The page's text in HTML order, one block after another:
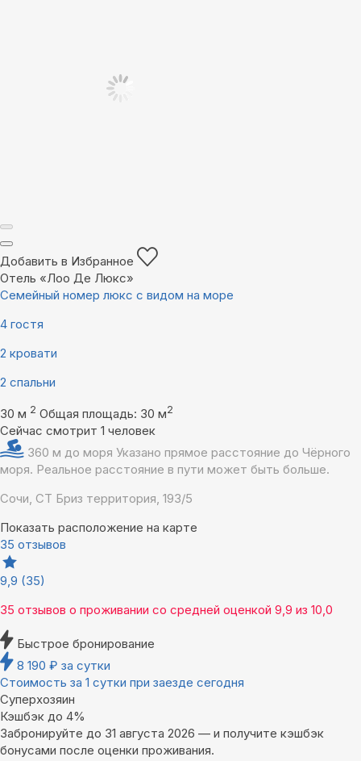
Добавить в Избранное
Отель «Лоо Де Люкс»
Семейный номер люкс с видом на море
4 гостя
2 кровати
2 спальни
30 м 2 Общая площадь: 30 м2
Сейчас смотрит 1 человек
360 м до моря Указано прямое расстояние до Чёрного
моря. Реальное расстояние в пути может быть больше.
Сочи, СТ Бриз территория, 193/5
Показать расположение на карте
35 отзывов
9,9 (35)
35 отзывов о проживании со средней оценкой 9,9 из 10,0
Быстрое бронирование
8 190 ₽ за сутки
Стоимость за 1 сутки при заезде сегодня
Суперхозяин
Кэшбэк до 4%
Забронируйте до 31 августа 2026 — и получите кэшбэк
бонусами после оценки проживания.